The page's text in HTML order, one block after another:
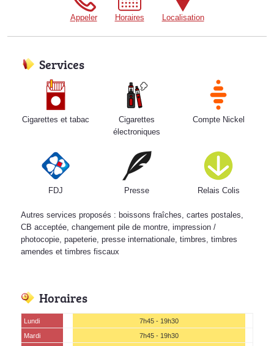
Appeler Horaires Localisation
Services
Cigarettes et tabac
Cigarettes
électroniques
Compte Nickel
FDJ Presse Relais Colis
Autres services proposés : boissons fraîches, cartes postales,
CB acceptée, changement pile de montre, impression /
photocopie, papeterie, presse internationale, timbres, timbres
amendes et timbres fiscaux
Horaires
Lundi
7h45 - 19h30
Mardi
7h45 - 19h30